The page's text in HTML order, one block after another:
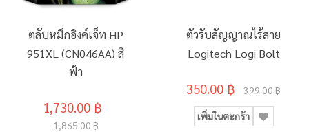
ตลับหมึกอิงค์เจ็ท HP
951XL (CN046AA) สี
ฟ้า
1,730.00 ฿
1,865.00 ฿
ตัวรับสัญญาณไร้สาย
Logitech Logi Bolt
350.00 ฿ 399.00 ฿
เพิ่มในตะกร้า